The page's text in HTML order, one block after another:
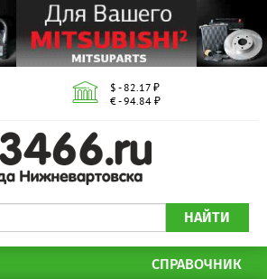
$ - 82.17 ₽
€ - 94.84 ₽
НАЙТИ
СПРАВОЧНИК